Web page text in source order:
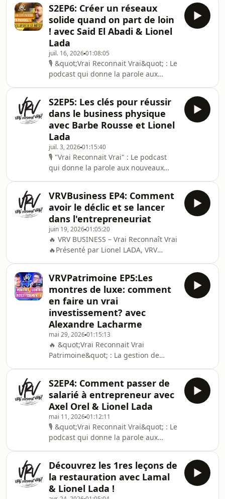
S2EP6: Créer un réseaux
solide quand on part de loin
! avec Said El Abadi & Lionel
Lada
juil. 16, 202601:08:05
🎙 &quot;Vrai Reconnait Vrai&quot; : Le
podcast qui donne la parole aux
Vrai&quot; met en lumière des
entrepreneurs partis de rien. Pas de
piston, pas de diplômes prestigieux,
pas de parents médecins ou avocats
etc ... Ici, ce sont des self-made men
et women qui cassent les codes. 🌟
Issus de la diversité, des quartiers
populaires ou d
S2EP5: Les clés pour réussir
dans le business physique
avec Barbe Rousse et Lionel
Lada
juil. 3, 202601:15:40
🎙 "Vrai Reconnait Vrai" : Le podcast
qui donne la parole aux nouveaux
des entrepreneurs partis de rien. Pas
de piston, pas de diplômes
prestigieux, pas de parents médecins
ou avocats etc ... Ici, ce sont des self-
made men et women qui cassent les
codes. 🌟Issus de la diversité, des
quartiers populaires ou de milieux
modestes,
VRVBusiness EP4: Comment
avoir le déclic et se lancer
dans l'entrepreneuriat
juin 19, 202601:05:20
🔥 VRV BUSINESS – Vrai Reconnaît Vrai
🔥Présenté par Lionel LADA, VRV
font réellement le
business.Entrepreneurs, dirigeants,
investisseurs, profils inspirants : ici,
on parle vrai, sans filtre et sans
langue de bois.🎙️ Le concept Un face-
à-face authentique pour décrypter :👉
les parcours entrepreneuriaux👉 les
réussites comme
VRVPatrimoine EP5:Les
montres de luxe: comment
en faire un vrai
investissement? avec
Alexandre Lacharme
mai 29, 202601:15:13
🔥 &quot;Vrai Reconnait Vrai
Patrimoine&quot; : La gestion de
et Thibaud Caron, VRV Patrimoine
prend la forme d’un podcast unique
qui réunit autour de la table un
entrepreneur, un banquier issu de la
banque privée et un étudiant en école
de commerce. Le but du podcast :
démocratiser le développement de
son patrimoine et de s
S2EP4: Comment passer de
salarié à entrepreneur avec
Axel Orel & Lionel Lada
mai 11, 202601:12:11
🎙 &quot;Vrai Reconnait Vrai&quot; : Le
podcast qui donne la parole aux
Vrai&quot; met en lumière des
entrepreneurs partis de rien. Pas de
piston, pas de diplômes prestigieux,
Découvrez les 1res leçons de
la restauration avec Lamal
& Lionel Lada !